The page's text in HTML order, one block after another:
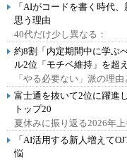
「AIがコードを書く時代
思う理由
40代だけ少し異なる：
約8割「内定期間中に学ぶ
ル2位「モチベ維持」を超
「やる必要ない」派の理由
富士通を抜いて2位に躍進
トップ20
夏休みに振り返る2026年上
「AI活用する新人増えて
悩